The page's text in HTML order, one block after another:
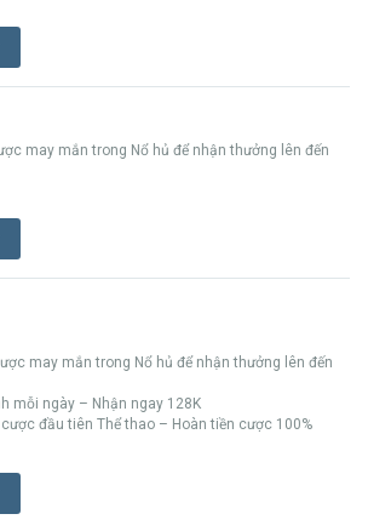
may mắn trong Nổ hủ để nhận thưởng lên đến
may mắn trong Nổ hủ để nhận thưởng lên đến
mỗi ngày – Nhận ngay 128K
đầu tiên Thể thao – Hoàn tiền cược 100%